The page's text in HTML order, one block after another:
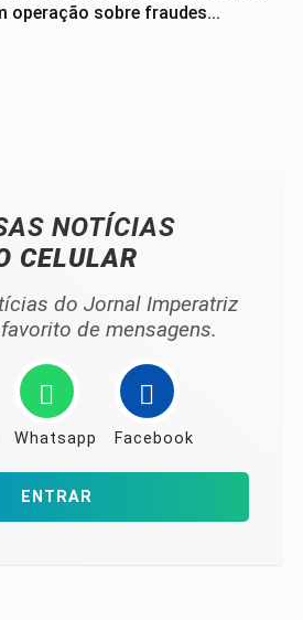
operação sobre fraudes...
NOTÍCIAS
CELULAR
do Jornal Imperatriz
de mensagens.
Whatsapp Facebook
ENTRAR